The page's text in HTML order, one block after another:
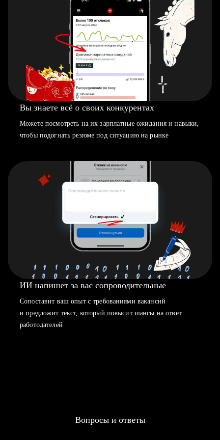
Вы знаете всё о своих конкурентах
Можете посмотреть на их зарплатные ожидания и навыки,
чтобы подогнать резюме под ситуацию на рынке
ИИ напишет за вас сопроводительные
Сопоставит ваш опыт с требованиями вакансий
и предложит текст, который повысит шансы на ответ
работодателей
Вопросы и ответы